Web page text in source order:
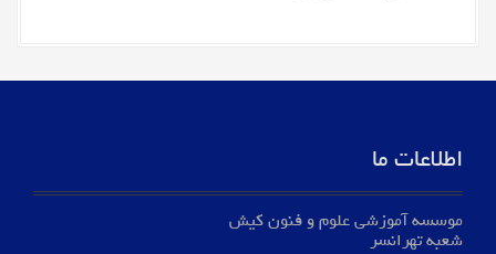
اطلاعات ما
موسسه آموزشی علوم و فنون کیش
شعبه تهرانسر